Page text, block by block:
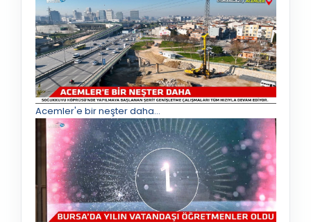
Acemler'e bir neşter daha...